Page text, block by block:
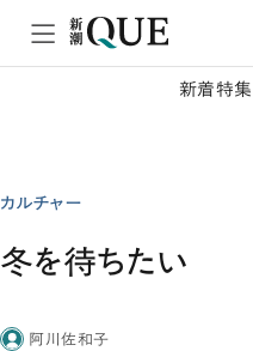
新着特集
カルチャー
冬を待ちたい
阿川佐和子